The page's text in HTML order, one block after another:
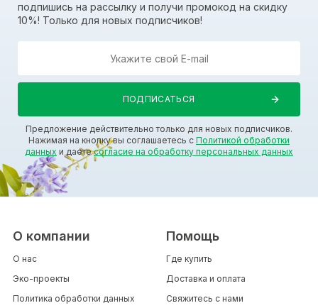
подпишись на рассылку и получи промокод на скидку
10%! Только для новых подписчиков!
Предложение действительно только для новых подписчиков.
Нажимая на кнопку вы соглашаетесь с Политикой обработки
данных и даетесогласие на обработку персональных данных
О компании
О нас
Эко-проекты
Политика обработки данных
Помощь
Где купить
Доставка и оплата
Свяжитесь с нами